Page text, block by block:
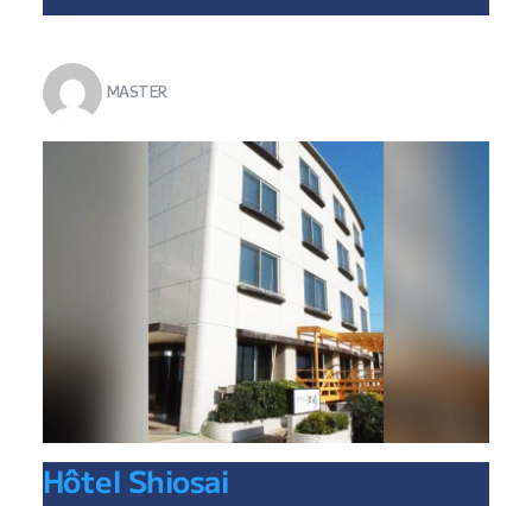
MASTER
Hôtel Shiosai